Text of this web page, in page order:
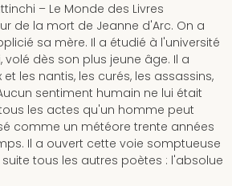
– Le Monde des Livres
de la mort de Jeanne d'Arc. On a
sa mère. Il a étudié à l'université
volé dès son plus jeune âge. Il a
les nantis, les curés, les assassins,
sentiment humain ne lui était
les actes qu'un homme peut
comme un météore trente années
Il a ouvert cette voie somptueuse
tous les autres poètes : l'absolue